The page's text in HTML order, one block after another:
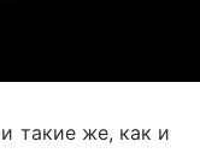
такие же, как и